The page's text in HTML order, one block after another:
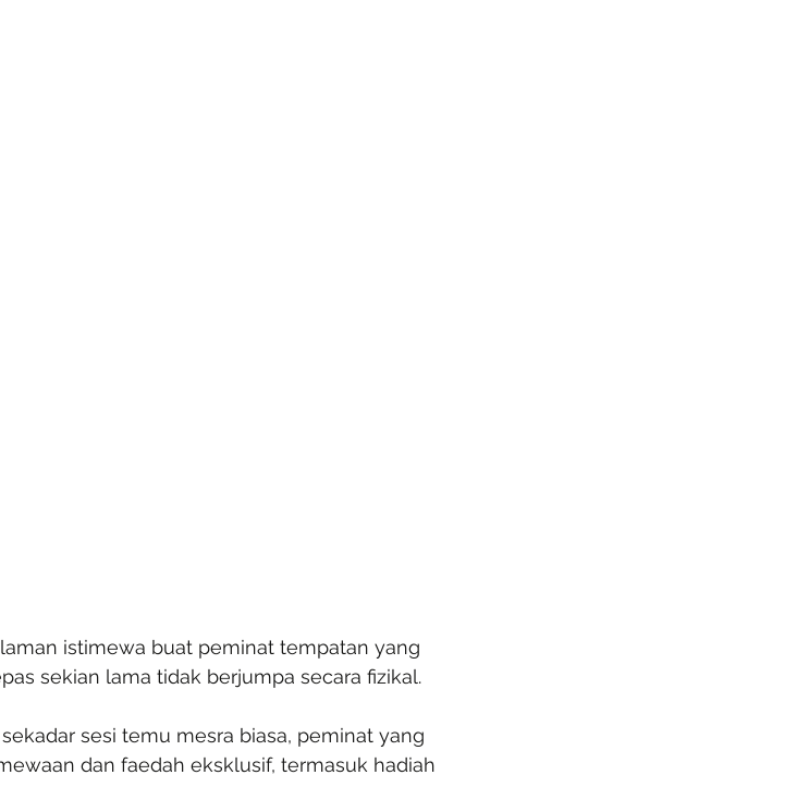
istimewa buat peminat tempatan yang
sekian lama tidak berjumpa secara fizikal.
sesi temu mesra biasa, peminat yang
dan faedah eksklusif, termasuk hadiah